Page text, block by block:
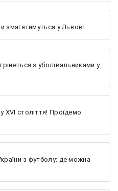
змагатимуться у Львові
з уболівальниками у
XVI століття! Проїдемо
з футболу: де можна